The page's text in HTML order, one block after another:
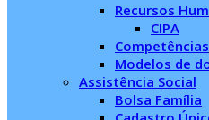
Recursos
CIPA
Competências
Modelos de
Assistência Social
Bolsa Família